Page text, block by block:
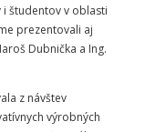
študentov v oblasti
prezentovali aj
Dubnička a Ing.
z návštev
výrobných